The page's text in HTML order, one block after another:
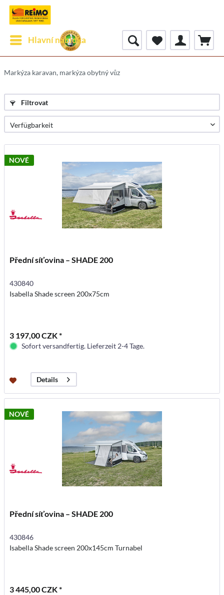
Hlavní nabídka
Markýza karavan, markýza obytný vůz
Filtrovat
NOVÉ
Přední síťovina – SHADE 200
430840
Isabella Shade screen 200x75cm
3 197,00 CZK *
Sofort versandfertig. Lieferzeit 2-4 Tage.
Details
NOVÉ
Přední síťovina – SHADE 200
430846
Isabella Shade screen 200x145cm Turnabel
3 445,00 CZK *